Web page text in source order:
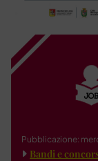
Pubblicazione:
Bandi e